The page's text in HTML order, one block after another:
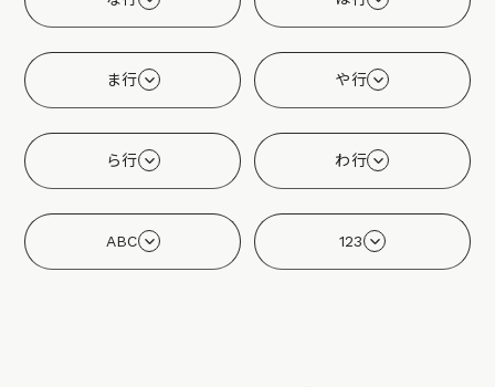
ま行 や行
ら行 わ行
ABC 123